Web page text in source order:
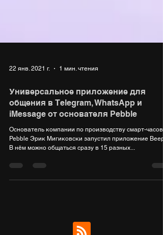
22 янв. 2021 г. 1 мин. чтения
Универсальное приложение для
iMessage от основателя Pebble
Основатель компании по производству смарт-часов
В нём можно общаться сразу в 15 разных...